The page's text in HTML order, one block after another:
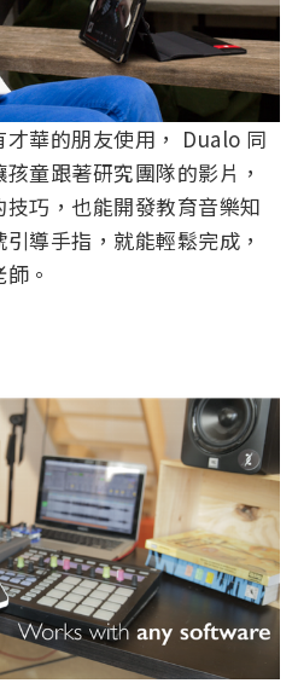
華的朋友使用， Dualo 同
童跟著研究團隊的影片，
巧，也能開發教育音樂知
導手指，就能輕鬆完成，
。